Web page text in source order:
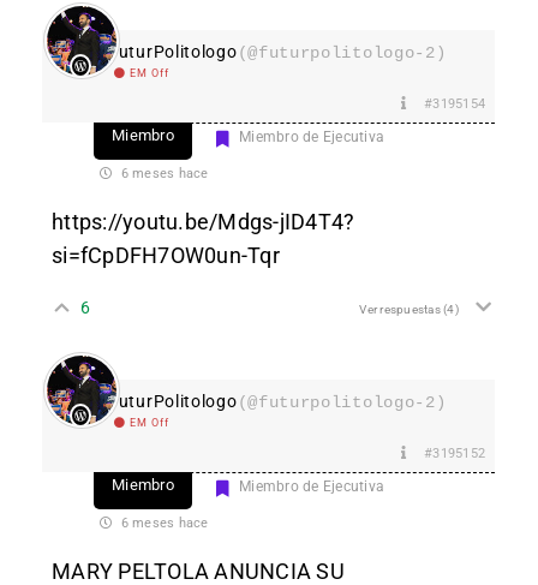
FuturPolitologo(@futurpolitologo-2)
EM Off
#3195154
Miembro Miembro de Ejecutiva
6 meses hace
https://youtu.be/Mdgs-jID4T4?
si=fCpDFH7OW0un-Tqr
6 Ver respuestas(4)
FuturPolitologo(@futurpolitologo-2)
EM Off
#3195152
Miembro Miembro de Ejecutiva
6 meses hace
MARY PELTOLA ANUNCIA SU